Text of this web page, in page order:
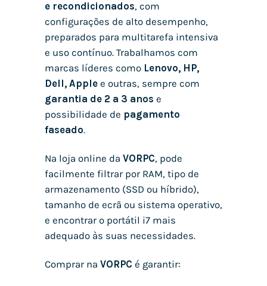
e recondicionados, com
configurações de alto desempenho,
preparados para multitarefa intensiva
e uso contínuo. Trabalhamos com
marcas líderes como Lenovo, HP,
Dell, Apple e outras, sempre com
garantia de 2 a 3 anos e
possibilidade de pagamento
faseado.
Na loja online da VORPC, pode
facilmente filtrar por RAM, tipo de
armazenamento (SSD ou híbrido),
tamanho de ecrã ou sistema operativo,
e encontrar o portátil i7 mais
adequado às suas necessidades.
Comprar na VORPC é garantir: